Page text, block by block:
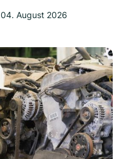
04. August 2026